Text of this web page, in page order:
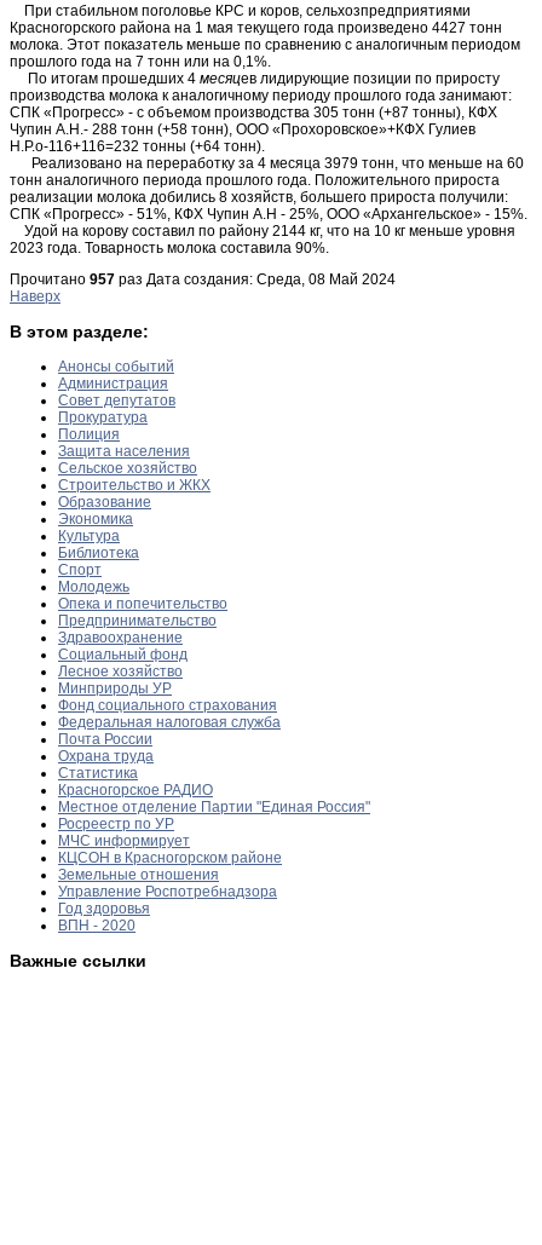
При стабильном поголовье КРС и коров, сельхозпредприятиями
Красногорского района на 1 мая текущего года произведено 4427 тонн
молока. Этот показатель меньше по сравнению с аналогичным периодом
прошлого года на 7 тонн или на 0,1%.
По итогам прошедших 4 месяцев лидирующие позиции по приросту
производства молока к аналогичному периоду прошлого года занимают:
СПК «Прогресс» - с объемом производства 305 тонн (+87 тонны), КФХ
Чупин А.Н.- 288 тонн (+58 тонн), ООО «Прохоровское»+КФХ Гулиев
Н.Р.о-116+116=232 тонны (+64 тонн).
Реализовано на переработку за 4 месяца 3979 тонн, что меньше на 60
тонн аналогичного периода прошлого года. Положительного прироста
реализации молока добились 8 хозяйств, большего прироста получили:
СПК «Прогресс» - 51%, КФХ Чупин А.Н - 25%, ООО «Архангельское» - 15%.
Удой на корову составил по району 2144 кг, что на 10 кг меньше уровня
2023 года. Товарность молока составила 90%.
Прочитано 957 раз Дата создания: Среда, 08 Май 2024
Наверх
В этом разделе:
Анонсы событий
Администрация
Совет депутатов
Прокуратура
Полиция
Защита населения
Сельское хозяйство
Строительство и ЖКХ
Образование
Экономика
Культура
Библиотека
Спорт
Молодежь
Опека и попечительство
Предпринимательство
Здравоохранение
Социальный фонд
Лесное хозяйство
Минприроды УР
Фонд социального страхования
Федеральная налоговая служба
Почта России
Охрана труда
Статистика
Красногорское РАДИО
Местное отделение Партии "Единая Россия"
Росреестр по УР
МЧС информирует
КЦСОН в Красногорском районе
Земельные отношения
Управление Роспотребнадзора
Год здоровья
ВПН - 2020
Важные ссылки